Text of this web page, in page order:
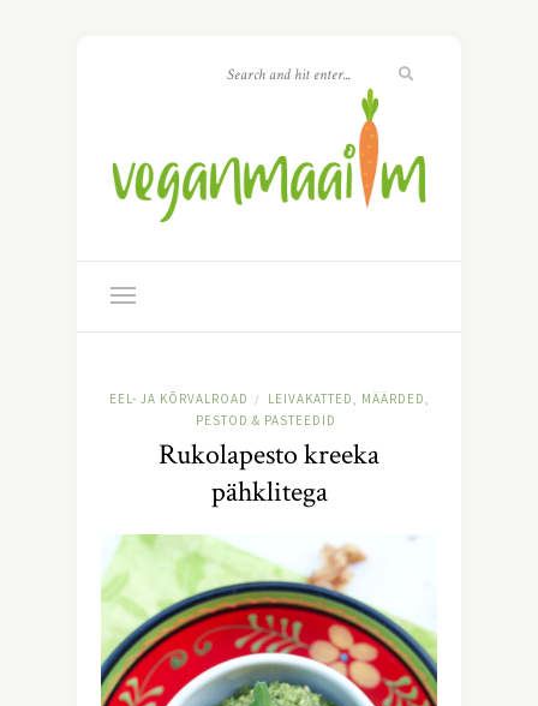
EEL- JA KÕRVALROAD /
LEIVAKATTED, MÄÄRDED,
PESTOD & PASTEEDID
Rukolapesto kreeka
pähklitega